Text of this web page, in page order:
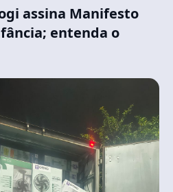
assina Manifesto
entenda o